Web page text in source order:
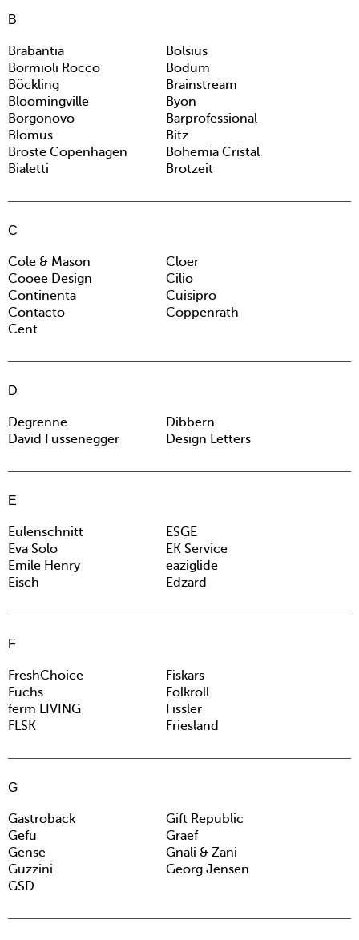
B
Brabantia
Bolsius
Bormioli Rocco
Bodum
Böckling
Brainstream
Bloomingville
Byon
Borgonovo
Barprofessional
Blomus
Bitz
Broste Copenhagen
Bohemia Cristal
Bialetti
Brotzeit
C
Cole & Mason
Cloer
Cooee Design
Cilio
Continenta
Cuisipro
Contacto
Coppenrath
Cent
D
Degrenne
Dibbern
David Fussenegger
Design Letters
E
Eulenschnitt
ESGE
Eva Solo
EK Service
Emile Henry
eaziglide
Eisch
Edzard
F
FreshChoice
Fiskars
Fuchs
Folkroll
ferm LIVING
Fissler
FLSK
Friesland
G
Gastroback
Gift Republic
Gefu
Graef
Gense
Gnali & Zani
Guzzini
Georg Jensen
GSD